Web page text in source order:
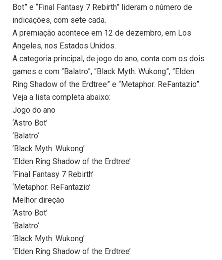
Bot” e “Final Fantasy 7 Rebirth” lideram o número de
indicações, com sete cada.
A premiação acontece em 12 de dezembro, em Los
Angeles, nos Estados Unidos.
A categoria principal, de jogo do ano, conta com os dois
games e com “Balatro”, “Black Myth: Wukong”, “Elden
Ring Shadow of the Erdtree” e “Metaphor: ReFantazio”.
Veja a lista completa abaixo:
Jogo do ano
‘Astro Bot’
‘Balatro’
‘Black Myth: Wukong’
‘Elden Ring Shadow of the Erdtree’
‘Final Fantasy 7 Rebirth’
‘Metaphor: ReFantazio’
Melhor direção
‘Astro Bot’
‘Balatro’
‘Black Myth: Wukong’
‘Elden Ring Shadow of the Erdtree’